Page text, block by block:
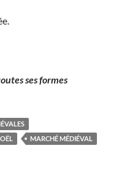
ses formes
MARCHÉ MÉDIÉVAL